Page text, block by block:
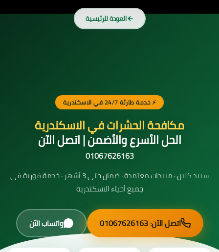
العودة للرئيسية
⚡ خدمة طارئة 24/7 في الاسكندرية
مكافحة الحشرات في الاسكندرية
الحل الأسرع والأضمن | اتصل الآن
01067626163
سبيد كلين · مبيدات معتمدة · ضمان حتى 3 أشهر · خدمة فورية في
جميع أحياء الاسكندرية
اتصل الآن: 01067626163 واتساب الآن